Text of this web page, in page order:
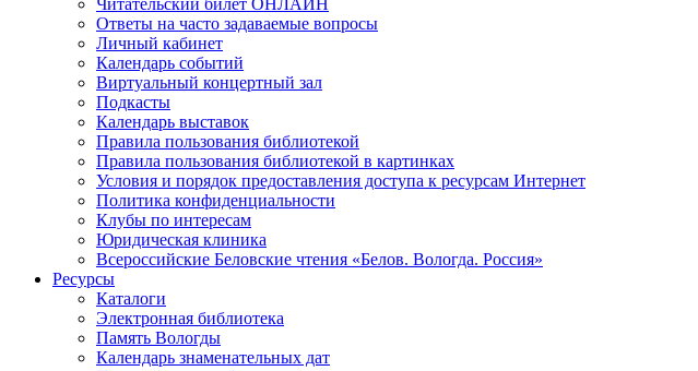
Читательский билет ОНЛАЙН
Ответы на часто задаваемые вопросы
Личный кабинет
Календарь событий
Виртуальный концертный зал
Подкасты
Календарь выставок
Правила пользования библиотекой
Правила пользования библиотекой в картинках
Условия и порядок предоставления доступа к ресурсам Интернет
Политика конфиденциальности
Клубы по интересам
Юридическая клиника
Всероссийские Беловские чтения «Белов. Вологда. Россия»
Ресурсы
Каталоги
Электронная библиотека
Память Вологды
Календарь знаменательных дат